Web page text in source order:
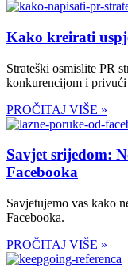
Kako kreirati
Strateški osmislite PR
konkurencijom i privući
PROČITAJ VIŠE »
Savjet srijedom:
Facebooka
Savjetujemo vas kako
Facebooka.
PROČITAJ VIŠE »